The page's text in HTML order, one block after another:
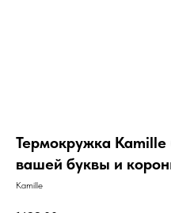
Термокружка
вашей буквы и
Kamille